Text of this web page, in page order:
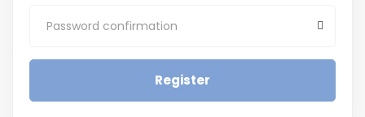
Register